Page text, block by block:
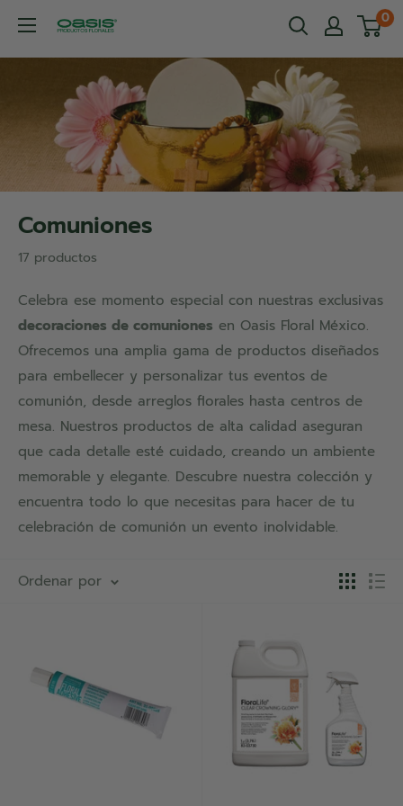
directamente
al
OASIS®
Productos
Florales
0
Comuniones
17 productos
Celebra ese momento especial con nuestras exclusivas
decoraciones de comuniones en Oasis Floral México.
Ofrecemos una amplia gama de productos diseñados
para embellecer y personalizar tus eventos de
comunión, desde arreglos florales hasta centros de
mesa. Nuestros productos de alta calidad aseguran
que cada detalle esté cuidado, creando un ambiente
memorable y elegante. Descubre nuestra colección y
encuentra todo lo que necesitas para hacer de tu
celebración de comunión un evento inolvidable.
Ordenar por